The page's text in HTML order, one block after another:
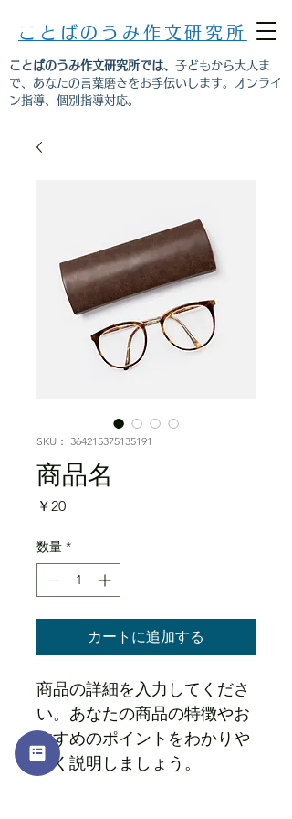
ことばのうみ作文研究所
ことばのうみ作文研究所では、 子どもから大人ま
で、あなたの言葉磨きをお手伝いします。オンライ
ン指導、個別指導対応。
SKU： 364215375135191
商品名
￥20価
数量 *
カートに追加する
商品の詳細を入力してくださ
い。あなたの商品の特徴やお
すすめのポイントをわかりや
すく説明しましょう。